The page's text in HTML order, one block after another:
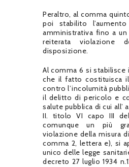
Peraltro, al comma
poi stabilito
amministrativa fino a
reiterata violazione
disposizione.
Al comma 6 si stabilisce
che il fatto costituisca
contro l’incolumità
il delitto di pericolo e
salute pubblica di cui all’
II. titolo VI capo III del
comunque un più
violazione della misura
comma 2, lettera e), si
unico delle legge
decreto 27 luglio 1934